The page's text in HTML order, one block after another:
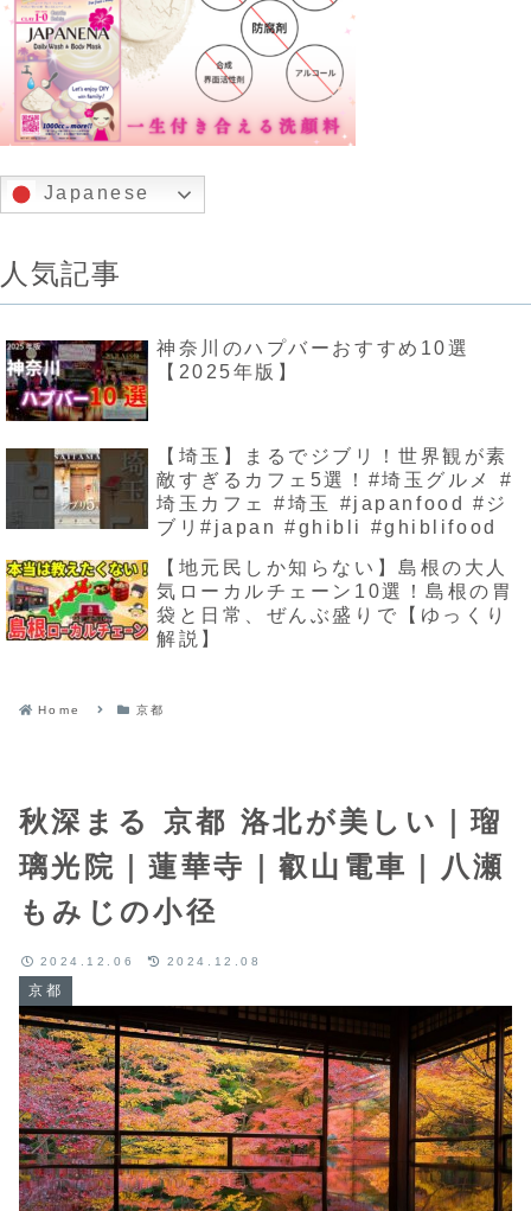
Japanese
人気記事
神奈川のハプバーおすすめ10選
【2025年版】
【埼玉】まるでジブリ！世界観が素
敵すぎるカフェ5選！#埼玉グルメ #
埼玉カフェ #埼玉 #japanfood #ジ
ブリ#japan #ghibli #ghiblifood
【地元民しか知らない】島根の大人
気ローカルチェーン10選！島根の胃
袋と日常、ぜんぶ盛りで【ゆっくり
解説】
Home 京都
秋深まる 京都 洛北が美しい｜瑠
璃光院｜蓮華寺｜叡山電車｜八瀬
もみじの小径
京都
2024.12.06 2024.12.08